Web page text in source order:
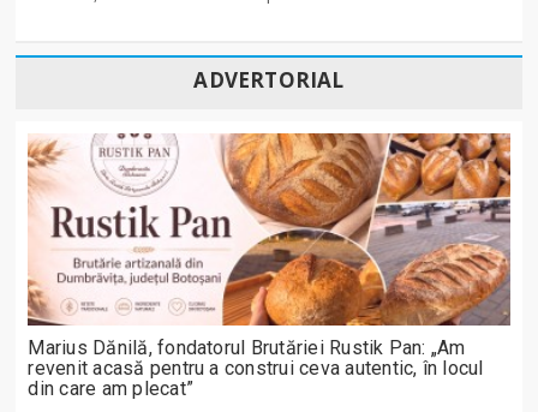
ADVERTORIAL
Marius Dănilă, fondatorul Brutăriei Rustik Pan: „Am
revenit acasă pentru a construi ceva autentic, în locul
din care am plecat”